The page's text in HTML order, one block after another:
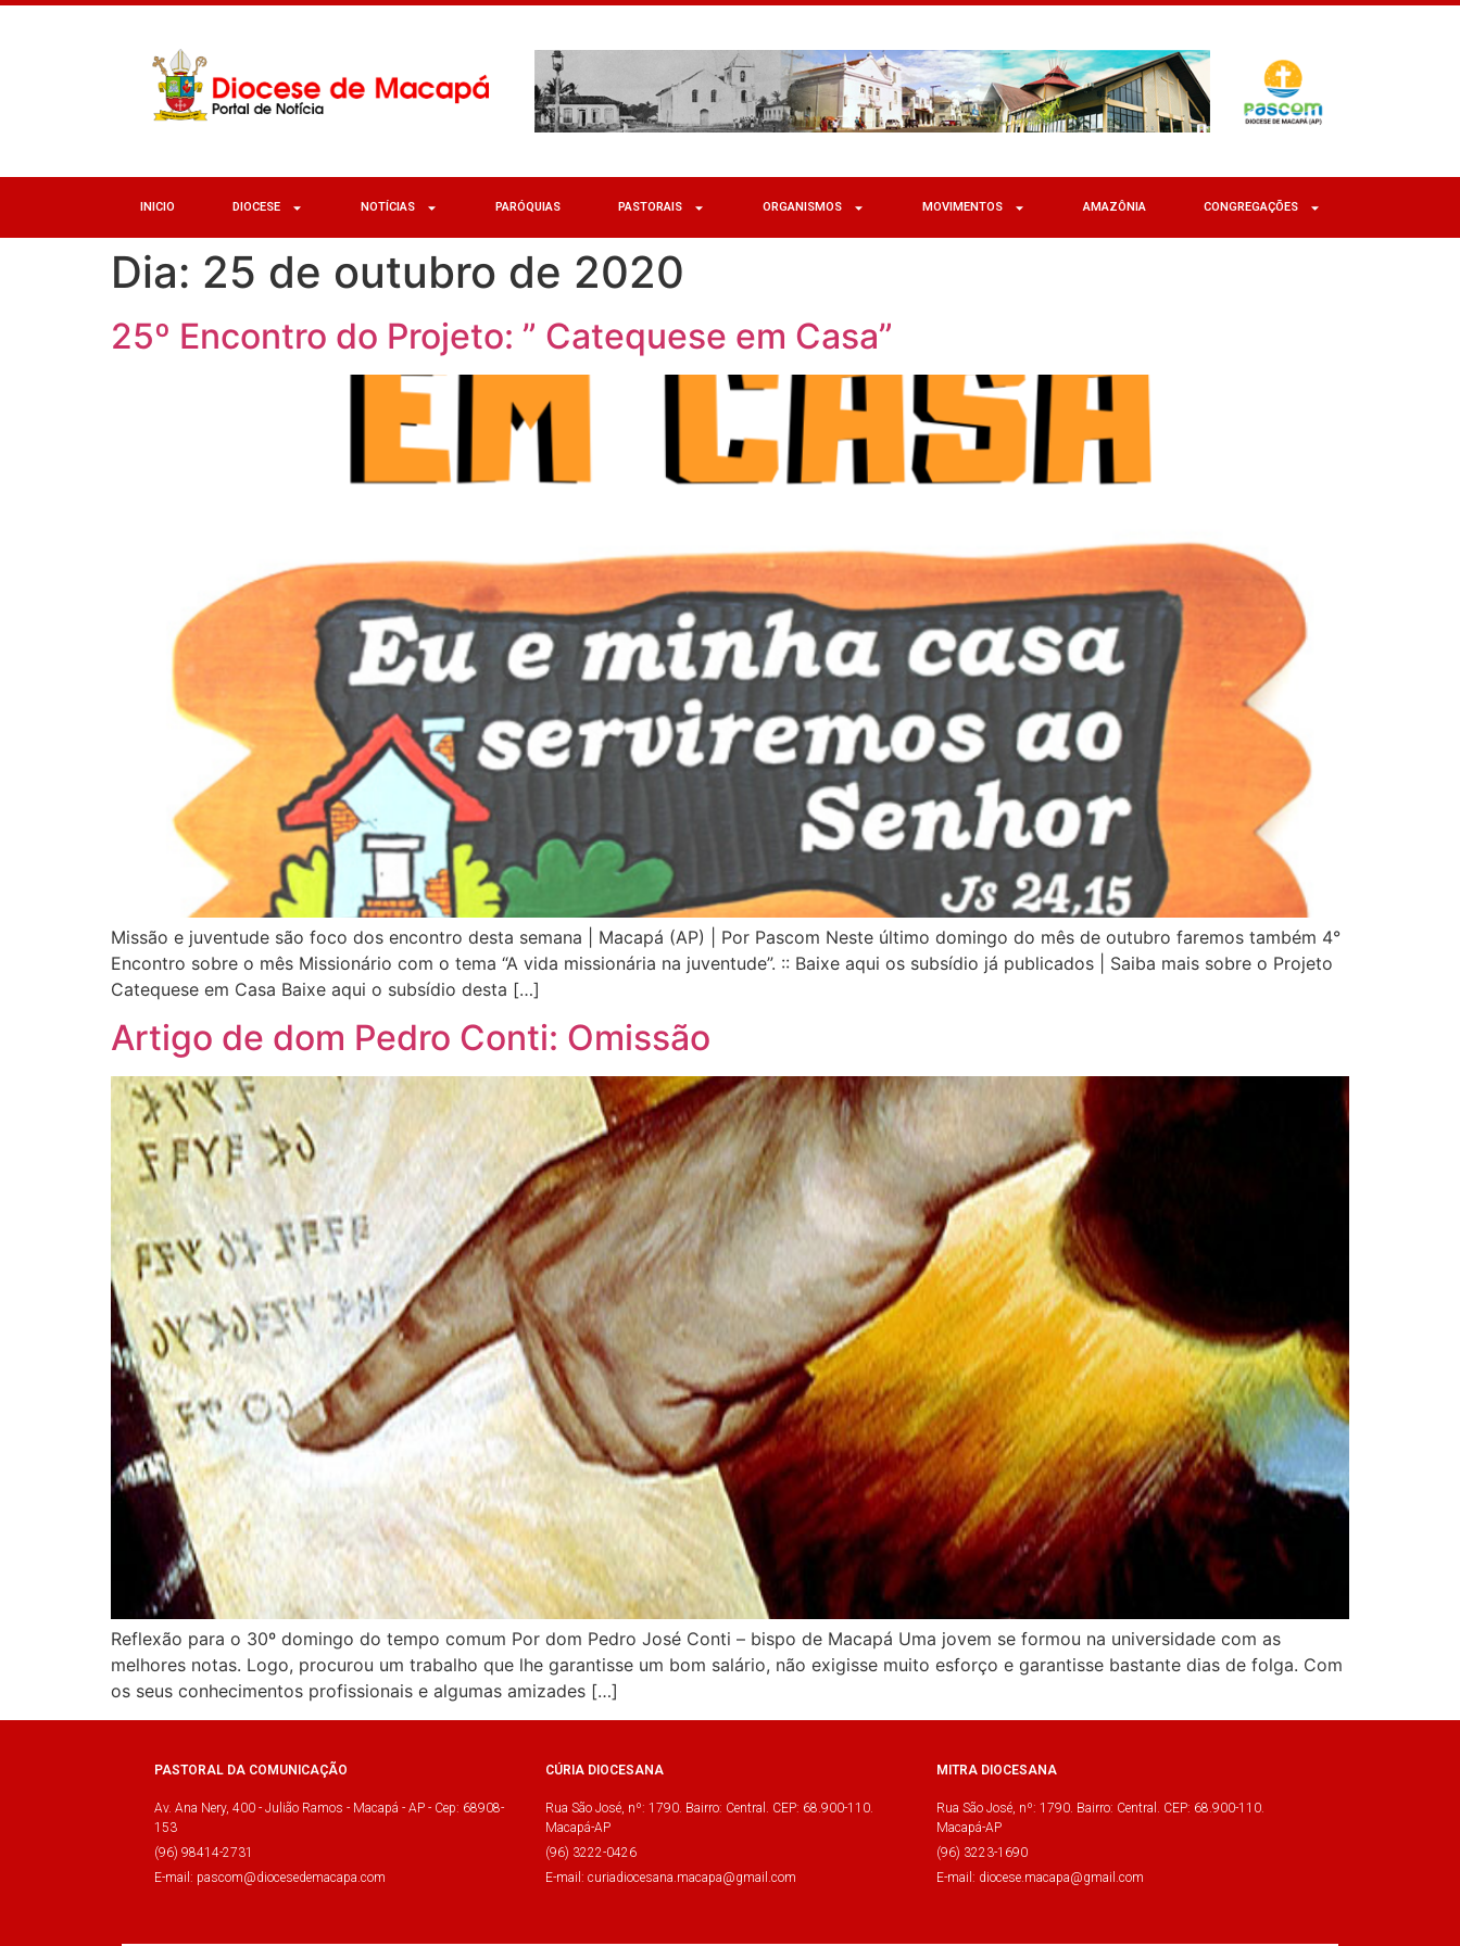
INICIO DIOCESE NOTÍCIAS PARÓQUIAS PASTORAIS ORGANISMOS MOVIMENTOS AMAZÔNIA CONGREGAÇÕES
Dia: 25 de outubro de 2020
25º Encontro do Projeto: ” Catequese em Casa”
Missão e juventude são foco dos encontro desta semana | Macapá (AP) | Por Pascom Neste último domingo do mês de outubro faremos também 4°
Encontro sobre o mês Missionário com o tema “A vida missionária na juventude”. :: Baixe aqui os subsídio já publicados | Saiba mais sobre o Projeto
Catequese em Casa Baixe aqui o subsídio desta […]
Artigo de dom Pedro Conti: Omissão
Reflexão para o 30º domingo do tempo comum Por dom Pedro José Conti – bispo de Macapá Uma jovem se formou na universidade com as
melhores notas. Logo, procurou um trabalho que lhe garantisse um bom salário, não exigisse muito esforço e garantisse bastante dias de folga. Com
os seus conhecimentos profissionais e algumas amizades […]
PASTORAL DA COMUNICAÇÃO
Av. Ana Nery, 400 - Julião Ramos - Macapá - AP - Cep: 68908-
153
(96) 98414-2731
E-mail: pascom@diocesedemacapa.com
CÚRIA DIOCESANA
Rua São José, nº: 1790. Bairro: Central. CEP: 68.900-110.
Macapá-AP
(96) 3222-0426
E-mail: curiadiocesana.macapa@gmail.com
MITRA DIOCESANA
Rua São José, nº: 1790. Bairro: Central. CEP: 68.900-110.
Macapá-AP
(96) 3223-1690
E-mail: diocese.macapa@gmail.com